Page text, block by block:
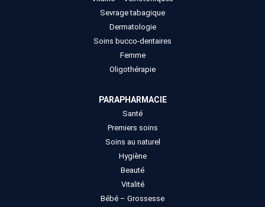
Sevrage tabagique
Dermatologie
Soins bucco-dentaires
Femme
Oligothérapie
PARAPHARMACIE
Santé
Premiers soins
Soins au naturel
Hygiène
Beauté
Vitalité
Bébé – Grossesse